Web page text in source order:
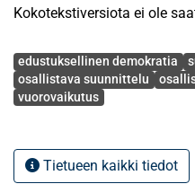
Kokotekstiversiota ei ole
Avainsanat
edustuksellinen demokratia
osallistava suunnittelu
vuorovaikutus
Tietueen kaikki tiedot